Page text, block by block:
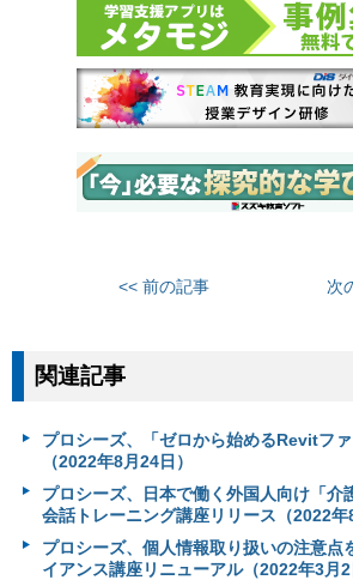
<< 前の記事 次
関連記事
プロシーズ、「ゼロから始めるRevitフ
（2022年8月24日）
プロシーズ、日本で働く外国人向け「介
会話トレーニング講座リリース（2022年
プロシーズ、個人情報取り扱いの注意点
イアンス講座リニューアル（2022年3月2